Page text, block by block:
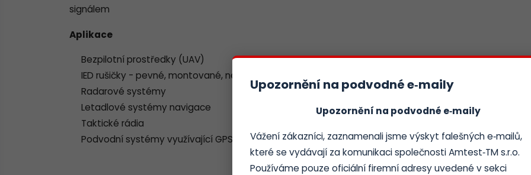
signálem
Aplikace
Bezpilotní prostředky (UAV)
IED rušičky - pevné, montované, nemontované
Radarové systémy
Letadlové systémy navigace
Taktické rádia
Podvodní systémy využívající GPS pro inicializaci
Upozornění na podvodné e‑maily
Upozornění na podvodné e‑maily
Vážení zákazníci, zaznamenali jsme výskyt falešných e‑mailů,
které se vydávají za komunikaci společnosti Amtest‑TM s.r.o.
Používáme pouze oficiální firemní adresy uvedené v sekci